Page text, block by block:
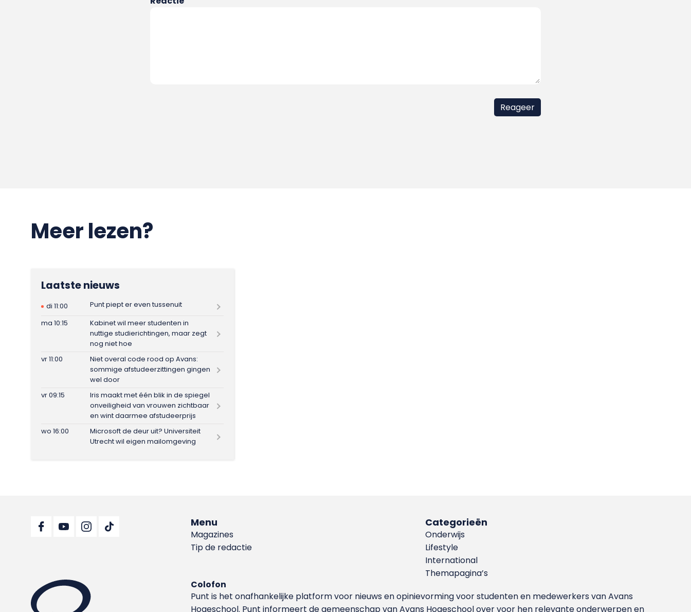
Meer lezen?
Laatste nieuws
di 11:00
Punt piept er even tussenuit
ma 10:15
Kabinet wil meer studenten in
nuttige studierichtingen, maar zegt
nog niet hoe
vr 11:00
Niet overal code rood op Avans:
sommige afstudeerzittingen gingen
wel door
vr 09:15
Iris maakt met één blik in de spiegel
onveiligheid van vrouwen zichtbaar
en wint daarmee afstudeerprijs
wo 16:00
Microsoft de deur uit? Universiteit
Utrecht wil eigen mailomgeving
Menu
Magazines
Tip de redactie
Categorieën
Onderwijs
Lifestyle
International
Themapagina’s
Colofon
Punt is het onafhankelijke platform voor nieuws en opinievorming voor studenten en medewerkers van Avans
Hoge­school. Punt informeert de gemeenschap van Avans Hogeschool over voor hen relevante onderwerpen en